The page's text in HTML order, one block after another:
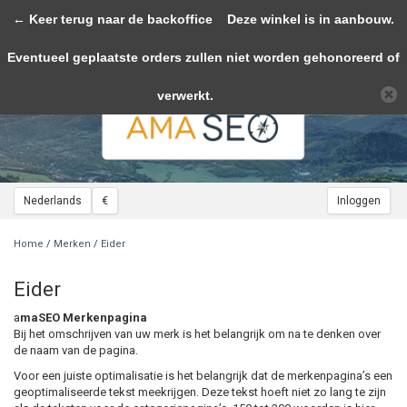
Nederlands € Inloggen
Toggle
Home / Merken / Eider
Eider
amaSEO Merkenpagina
Bij het omschrijven van uw merk is het belangrijk om na te denken over
de naam van de pagina.
Voor een juiste optimalisatie is het belangrijk dat de merkenpagina’s een
geoptimaliseerde tekst meekrijgen. Deze tekst hoeft niet zo lang te zijn
Wij slaan cookies op om onze website te verbeteren. Is dat akkoord?
Ja
← Keer terug naar de backoffice Deze winkel is in aanbouw.
Eventueel geplaatste orders zullen niet worden gehonoreerd of
verwerkt.